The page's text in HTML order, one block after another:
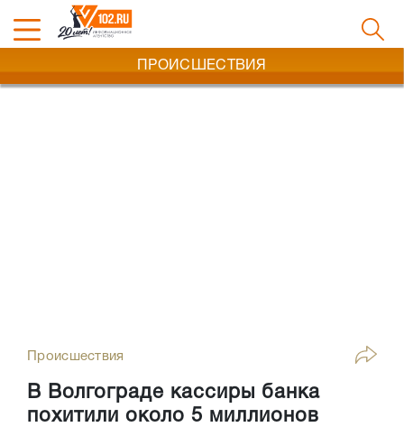
ПРОИСШЕСТВИЯ
Происшествия
В Волгограде кассиры банка
похитили около 5 миллионов